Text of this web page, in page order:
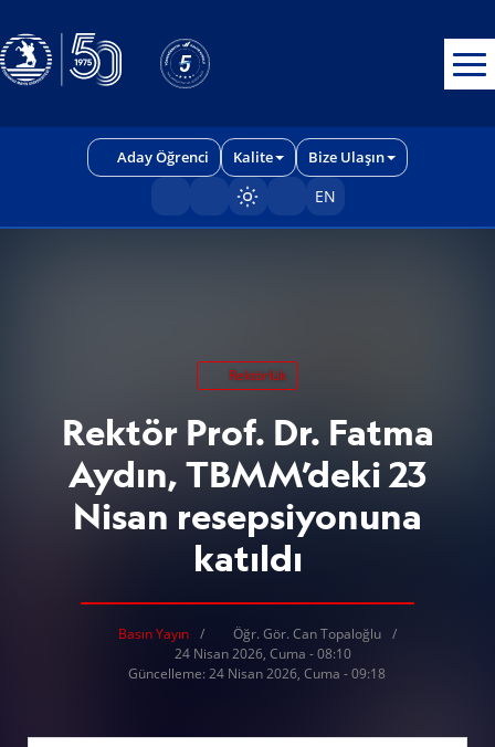
Aday Öğrenci Kalite Bize Ulaşın
Sayfayı karart/aç
EN
Rektörlük
Rektör Prof. Dr. Fatma
Aydın, TBMM’deki 23
Nisan resepsiyonuna
katıldı
Basın Yayın
Öğr. Gör. Can Topaloğlu
24 Nisan 2026, Cuma - 08:10
Güncelleme: 24 Nisan 2026, Cuma - 09:18